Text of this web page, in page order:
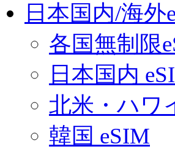
日本国内/海
各国無制限
日本国内
北米・ハワ
韓国 eSIM